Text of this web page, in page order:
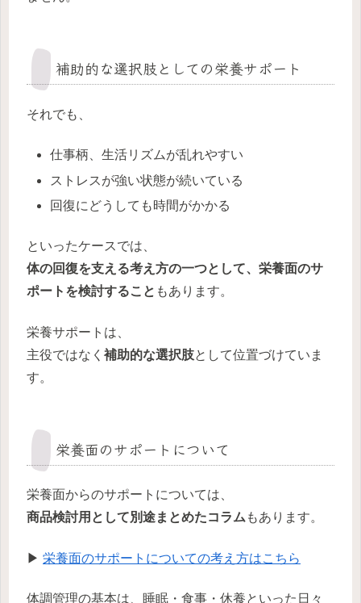
補助的な選択肢としての栄養サポート
それでも、
仕事柄、生活リズムが乱れやすい
ストレスが強い状態が続いている
回復にどうしても時間がかかる
といったケースでは、
体の回復を支える考え方の一つとして、栄養面のサ
ポートを検討すること もあります。
栄養サポートは、
主役ではなく 補助的な選択肢として位置づけていま
す。
栄養面のサポートについて
栄養面からのサポートについては、
商品検討用として別途まとめたコラム もあります。
▶ 栄養面のサポートについての考え方はこちら
体調管理の基本は、睡眠・食事・休養といった日々